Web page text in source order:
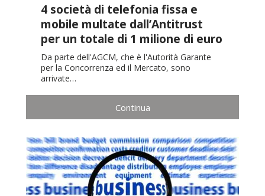
4 società di telefonia fissa e
mobile multate dall’Antitrust
per un totale di 1 milione di euro
Da parte dell'AGCM, che è l'Autorità Garante
per la Concorrenza ed il Mercato, sono
arrivate…
Continua